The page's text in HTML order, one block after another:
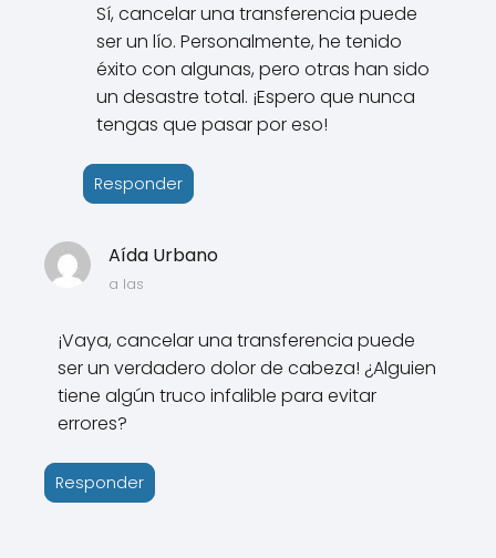
Sí, cancelar una transferencia puede
ser un lío. Personalmente, he tenido
éxito con algunas, pero otras han sido
un desastre total. ¡Espero que nunca
tengas que pasar por eso!
Responder
Aída Urbano
a las
¡Vaya, cancelar una transferencia puede
ser un verdadero dolor de cabeza! ¿Alguien
tiene algún truco infalible para evitar
errores?
Responder